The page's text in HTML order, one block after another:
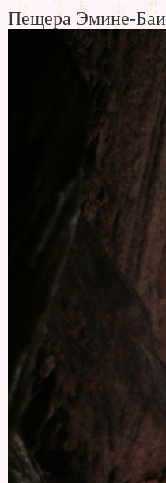
Пещера Эмине-